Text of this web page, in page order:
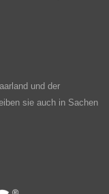
und der
sie auch in Sachen